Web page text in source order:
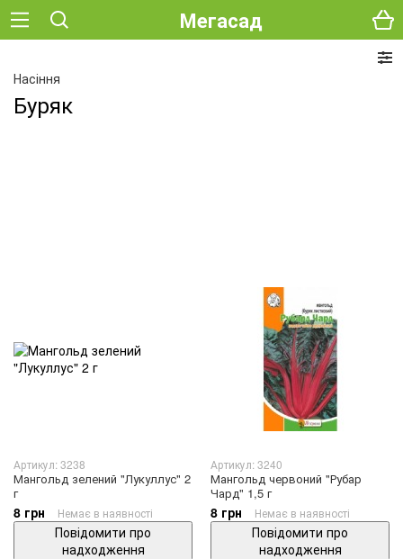
Мегасад
Насіння
Буряк
Артикул: 3238
Мангольд зелений "Лукуллус" 2
г
8 грн Немає в наявності
Повідомити про
надходження
Артикул: 3240
Мангольд червоний "Рубар
Чард" 1,5 г
8 грн Немає в наявності
Повідомити про
надходження